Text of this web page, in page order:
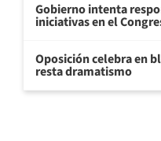
Gobierno intenta
iniciativas en el
Oposición celebra en
resta dramatismo